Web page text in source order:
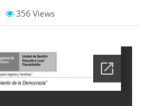
356Views